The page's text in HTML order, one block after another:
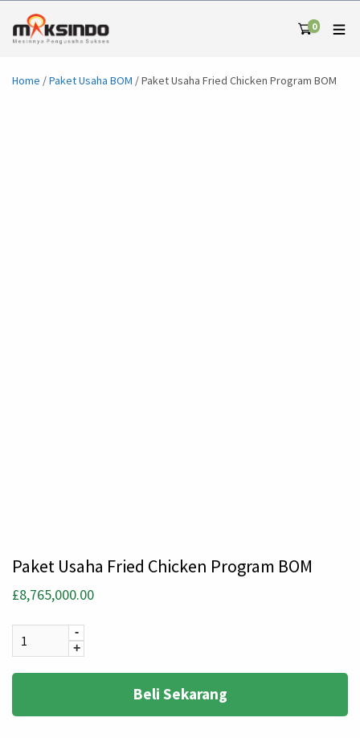
0
Home /Paket Usaha BOM / Paket Usaha Fried Chicken Program BOM
Paket Usaha Fried Chicken Program BOM
£8,765,000.00
-
+
Beli Sekarang